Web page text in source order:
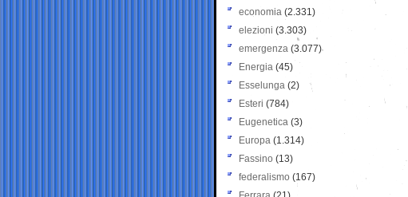
economia (2.331)
elezioni (3.303)
emergenza (3.077)
Energia (45)
Esselunga (2)
Esteri (784)
Eugenetica (3)
Europa (1.314)
Fassino (13)
federalismo (167)